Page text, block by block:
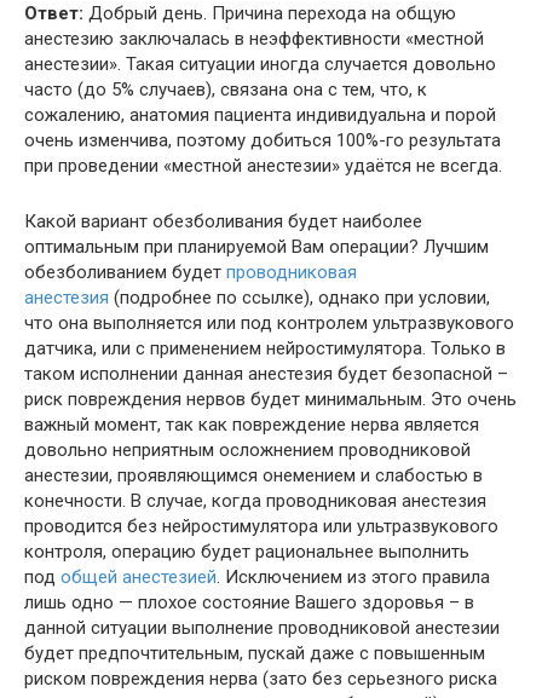
Ответ: Добрый день. Причина перехода на общую
анестезию заключалась в неэффективности «местной
анестезии». Такая ситуации иногда случается довольно
часто (до 5% случаев), связана она с тем, что, к
сожалению, анатомия пациента индивидуальна и порой
очень изменчива, поэтому добиться 100%-го результата
при проведении «местной анестезии» удаётся не всегда.
Какой вариант обезболивания будет наиболее
оптимальным при планируемой Вам операции? Лучшим
обезболиванием будет проводниковая
анестезия (подробнее по ссылке), однако при условии,
что она выполняется или под контролем ультразвукового
датчика, или с применением нейростимулятора. Только в
таком исполнении данная анестезия будет безопасной –
риск повреждения нервов будет минимальным. Это очень
важный момент, так как повреждение нерва является
довольно неприятным осложнением проводниковой
анестезии, проявляющимся онемением и слабостью в
конечности. В случае, когда проводниковая анестезия
проводится без нейростимулятора или ультразвукового
контроля, операцию будет рациональнее выполнить
под общей анестезией. Исключением из этого правила
лишь одно — плохое состояние Вашего здоровья – в
данной ситуации выполнение проводниковой анестезии
будет предпочтительным, пускай даже с повышенным
риском повреждения нерва (зато без серьезного риска